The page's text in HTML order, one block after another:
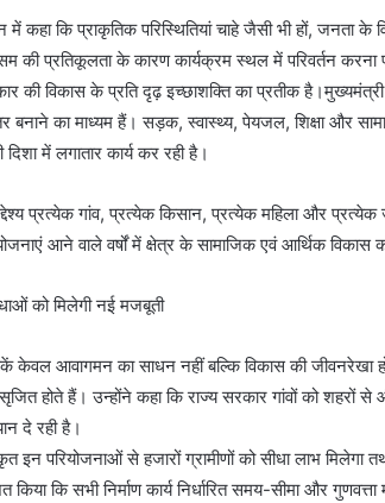
में कहा कि प्राकृतिक परिस्थितियां चाहे जैसी भी हों, जनता
की प्रतिकूलता के कारण कार्यक्रम स्थल में परिवर्तन करना
की विकास के प्रति दृढ़ इच्छाशक्ति का प्रतीक है।मुख्यमंत्री
का माध्यम हैं। सड़क, स्वास्थ्य, पेयजल, शिक्षा और
में लगातार कार्य कर रही है।
प्रत्येक गांव, प्रत्येक किसान, प्रत्येक महिला और
आने वाले वर्षों में क्षेत्र के सामाजिक एवं आर्थिक विकास
को मिलेगी नई मजबूती
केवल आवागमन का साधन नहीं बल्कि विकास की जीवनरेखा
होते हैं। उन्होंने कहा कि राज्य सरकार गांवों को शहरों
दे रही है।
इन परियोजनाओं से हजारों ग्रामीणों को सीधा लाभ मिलेगा
किया कि सभी निर्माण कार्य निर्धारित समय-सीमा और